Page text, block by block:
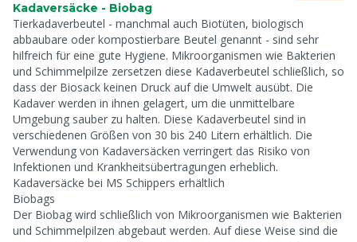
Kadaversäcke - Biobag
Tierkadaverbeutel - manchmal auch Biotüten, biologisch
abbaubare oder kompostierbare Beutel genannt - sind sehr
hilfreich für eine gute Hygiene. Mikroorganismen wie Bakterien
und Schimmelpilze zersetzen diese Kadaverbeutel schließlich, so
dass der Biosack keinen Druck auf die Umwelt ausübt. Die
Kadaver werden in ihnen gelagert, um die unmittelbare
Umgebung sauber zu halten. Diese Kadaverbeutel sind in
verschiedenen Größen von 30 bis 240 Litern erhältlich. Die
Verwendung von Kadaversäcken verringert das Risiko von
Infektionen und Krankheitsübertragungen erheblich.
Kadaversäcke bei MS Schippers erhältlich
Biobags
Der Biobag wird schließlich von Mikroorganismen wie Bakterien
und Schimmelpilzen abgebaut werden. Auf diese Weise sind die